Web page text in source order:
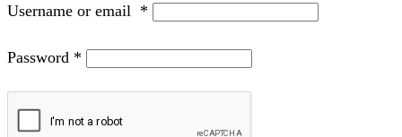
Username or email *
Password *